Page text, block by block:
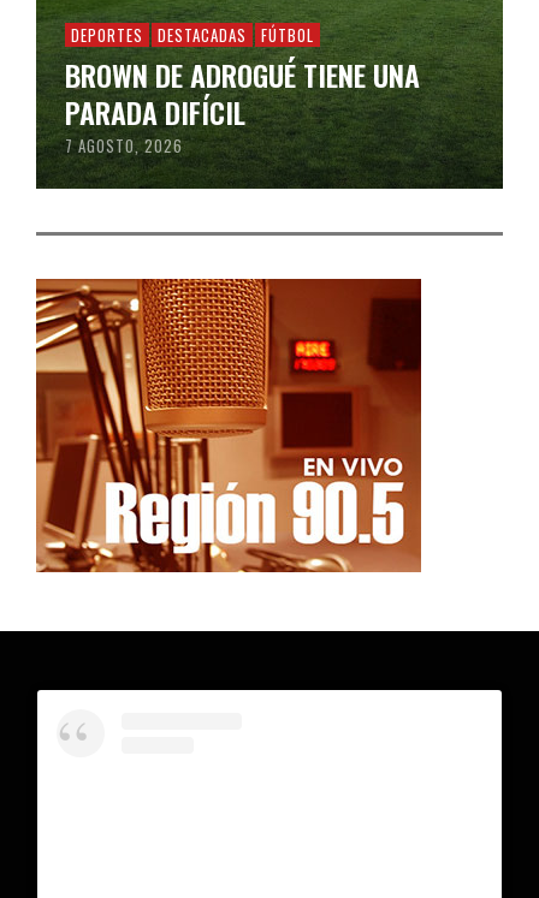
DEPORTES DESTACADAS FÚTBOL
BROWN DE ADROGUÉ TIENE UNA
PARADA DIFÍCIL
7 AGOSTO, 2026